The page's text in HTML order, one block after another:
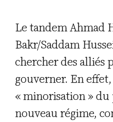
Le tandem Ahmad
Bakr/Saddam
chercher des alliés
gouverner. En
« minorisation »
nouveau régime,